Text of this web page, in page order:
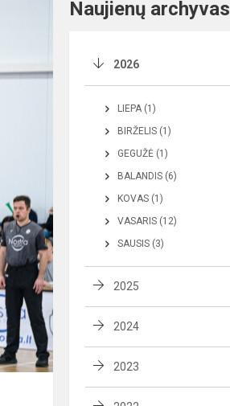
Naujienų archyvas
2026
LIEPA (1)
BIRŽELIS (1)
GEGUŽĖ (1)
BALANDIS (6)
KOVAS (1)
VASARIS (12)
SAUSIS (3)
2025
2024
2023